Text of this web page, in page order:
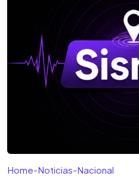
Home-Noticias-Nacional